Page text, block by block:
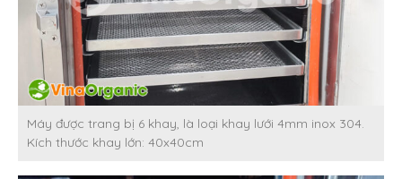
Máy được trang bị 6 khay, là loại khay lưới 4mm inox 304.
Kích thước khay lớn: 40x40cm